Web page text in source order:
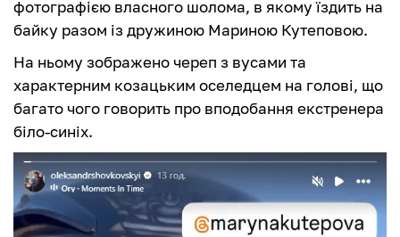
фотографією власного шолома, в якому їздить на
байку разом із дружиною Мариною Кутеповою.
На ньому зображено череп з вусами та
характерним козацьким оселедцем на голові, що
багато чого говорить про вподобання екстренера
біло-синіх.